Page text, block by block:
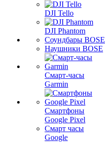
DJI Tello
DJI Phantom
Соундбары BOSE
Наушники BOSE
Смарт-часы
Garmin
Смартфоны
Google Pixel
Смарт часы
Google